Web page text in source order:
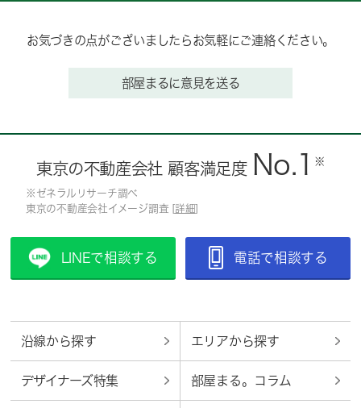
お気づきの点がございましたらお気軽にご連絡ください。
部屋まるに意見を送る
東京の不動産会社 顧客満足度 No.1 ※
※ゼネラルリサーチ調べ
東京の不動産会社イメージ調査 [ 詳細
LINEで相談する 電話で相談する
沿線から探す エリアから探す
デザイナーズ特集 部屋まる。コラム